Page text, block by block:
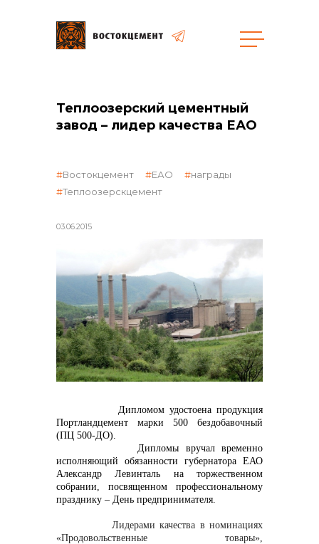
Объекты
реализация неликвидов
контакты отдела закупок
Контакты
+7 (423) 234 50 50
info@vostokcement.ru
Теплоозерский цементный
завод – лидер качества ЕАО
03.06.2015
Востокцемент ЕАО
награды
Теплоозерскцемент
Дипломом удостоена продукция
Портландцемент марки 500 бездобавочный
(ПЦ 500-ДО).
Дипломы вручал временно
исполняющий обязанности губернатора ЕАО
Александр Левинталь на торжественном
собрании, посвященном профессиональному
празднику – День предпринимателя.
Лидерами качества в номинациях
«Продовольственные товары»,